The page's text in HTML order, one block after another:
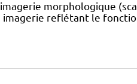
morphologique
imagerie reflétant le